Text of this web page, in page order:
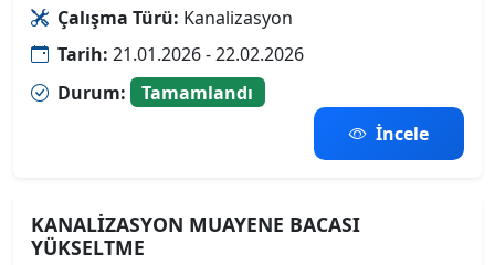
Çalışma Türü: Kanalizasyon
Tarih: 21.01.2026 - 22.02.2026
Durum:
Tamamlandı
İncele
KANALİZASYON MUAYENE BACASI
YÜKSELTME